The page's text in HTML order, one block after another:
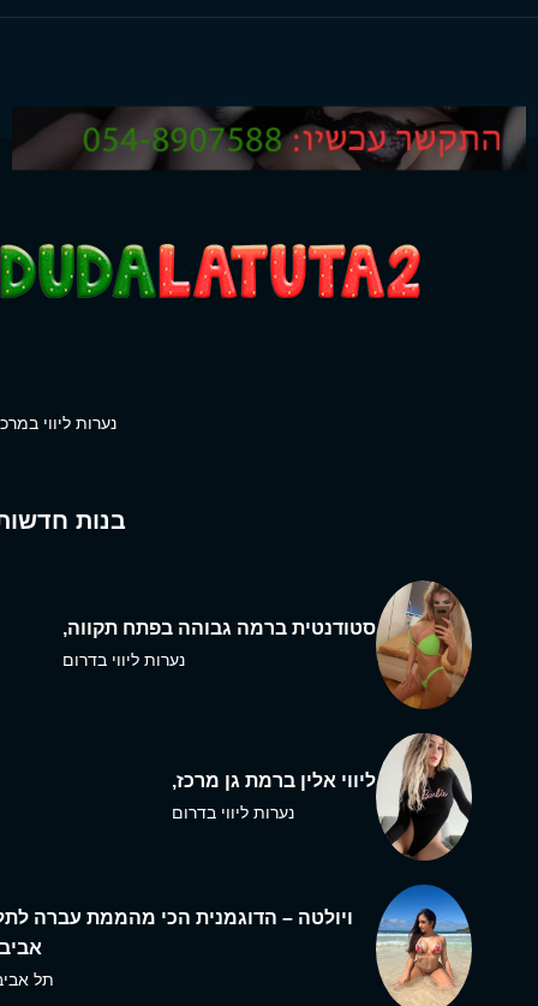
נערות ליווי
בנות
סטודנטית ברמה גבוהה בפתח תקווה,
נערות ליווי בדרום
ליווי אלין ברמת גן מרכז,
נערות ליווי בדרום
ויולטה – הדוגמנית הכי מהממת עברה
תל